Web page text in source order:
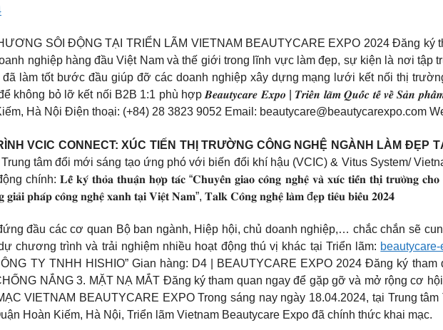
SÔI ĐỘNG TẠI TRIỂN LÃM VIETNAM BEAUTYCARE EXPO 2024 Đăng ký
nghiệp hàng đầu Việt Nam và thế giới trong lĩnh vực làm đẹp, sự kiện là nơi tập
đã làm tốt bước đầu giúp đỡ các doanh nghiệp xây dựng mạng lưới kết nối thị
bỏ lỡ kết nối B2B 1:1 phù hợp 𝑩𝒆𝒂𝒖𝒕𝒚𝒄𝒂𝒓𝒆 𝑬𝒙𝒑𝒐 | 𝑻𝒓𝒊𝒆̂̉𝒏 𝒍𝒂̃𝒎 𝑸𝒖𝒐̂́𝒄 𝒕𝒆̂́ 𝒗𝒆̂̀ 𝑺𝒂̉𝒏
Hà Nội Điện thoại: (+84) 28 3823 9052 Email: beautycare@beautycarexpo.com
VCIC CONNECT: XÚC TIẾN THỊ TRƯỜNG CÔNG NGHỆ NGÀNH LÀM ĐẸP
tâm đổi mới sáng tạo ứng phó với biến đổi khí hậu (VCIC) & Vitus System/
chính: 𝐋𝐞̂̃ 𝐤𝐲́ 𝐭𝐡𝐨̉𝐚 𝐭𝐡𝐮𝐚̣̂𝐧 𝐡𝐨̛̣𝐩 𝐭𝐚́𝐜 “𝐂𝐡𝐮𝐲𝐞̂̉𝐧 𝐠𝐢𝐚𝐨 𝐜𝐨̂𝐧𝐠 𝐧𝐠𝐡𝐞̣̂ 𝐯𝐚̀ 𝐱𝐮́𝐜 𝐭𝐢𝐞̂́𝐧 𝐭𝐡𝐢̣ 𝐭𝐫𝐮̛𝐨̛̀𝐧𝐠
𝐩𝐡𝐚́𝐩 𝐜𝐨̂𝐧𝐠 𝐧𝐠𝐡𝐞̣̂ 𝐱𝐚𝐧𝐡 𝐭𝐚̣𝐢 𝐕𝐢𝐞̣̂𝐭 𝐍𝐚𝐦”, 𝐓𝐚𝐥𝐤 𝐂𝐨̂𝐧𝐠 𝐧𝐠𝐡𝐞̣̂ 𝐥𝐚̀𝐦 đ𝐞̣𝐩 𝐭𝐢𝐞̂𝐮 𝐛𝐢𝐞̂̉𝐮 𝟐𝟎𝟐𝟒
đầu các cơ quan Bộ ban ngành, Hiệp hội, chủ doanh nghiệp,… chắc chắn sẽ
chương trình và trải nghiệm nhiều hoạt động thú vị khác tại Triển lãm:
TY TNHH HISHIO” Gian hàng: D4 | BEAUTYCARE EXPO 2024 Đăng ký tham
NẮNG 3. MẶT NẠ MẮT Đăng ký tham quan ngay để gặp gỡ và mở rộng cơ
VIETNAM BEAUTYCARE EXPO Trong sáng nay ngày 18.04.2024, tại Trung
Hoàn Kiếm, Hà Nội, Triển lãm Vietnam Beautycare Expo đã chính thức khai mạc.